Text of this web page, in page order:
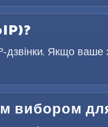
дзвінки. Якщо
вибором